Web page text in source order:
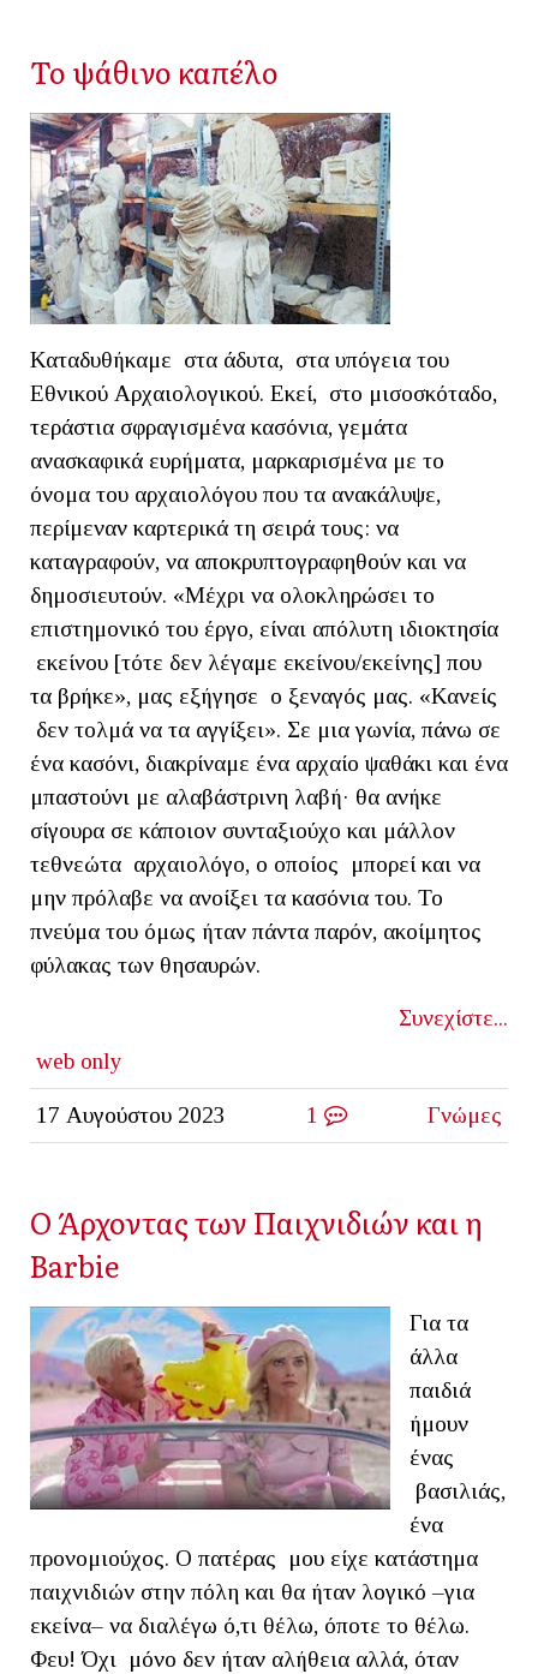
Το ψάθινο καπέλο
Καταδυθήκαμε στα άδυτα, στα υπόγεια του
Εθνικού Αρχαιολογικού. Εκεί, στο μισοσκόταδο,
τεράστια σφραγισμένα κασόνια, γεμάτα
ανασκαφικά ευρήματα, μαρκαρισμένα με το
όνομα του αρχαιολόγου που τα ανακάλυψε,
περίμεναν καρτερικά τη σειρά τους: να
καταγραφούν, να αποκρυπτογραφηθούν και να
δημοσιευτούν. «Μέχρι να ολοκληρώσει το
επιστημονικό του έργο, είναι απόλυτη ιδιοκτησία
εκείνου [τότε δεν λέγαμε εκείνου/εκείνης] που
τα βρήκε», μας εξήγησε ο ξεναγός μας. «Κανείς
δεν τολμά να τα αγγίξει». Σε μια γωνία, πάνω σε
ένα κασόνι, διακρίναμε ένα αρχαίο ψαθάκι και ένα
μπαστούνι με αλαβάστρινη λαβή· θα ανήκε
σίγουρα σε κάποιον συνταξιούχο και μάλλον
τεθνεώτα αρχαιολόγο, ο οποίος μπορεί και να
μην πρόλαβε να ανοίξει τα κασόνια του. Το
πνεύμα του όμως ήταν πάντα παρόν, ακοίμητος
φύλακας των θησαυρών.
Συνεχίστε...
web only
17 Αυγούστου 2023 1 Γνώμες
Ο Άρχοντας των Παιχνιδιών και η
Barbie
Για τα
άλλα
παιδιά
ήμουν
ένας
βασιλιάς,
ένα
προνομιούχος. Ο πατέρας μου είχε κατάστημα
παιχνιδιών στην πόλη και θα ήταν λογικό –για
εκείνα– να διαλέγω ό,τι θέλω, όποτε το θέλω.
Φευ! Όχι μόνο δεν ήταν αλήθεια αλλά, όταν